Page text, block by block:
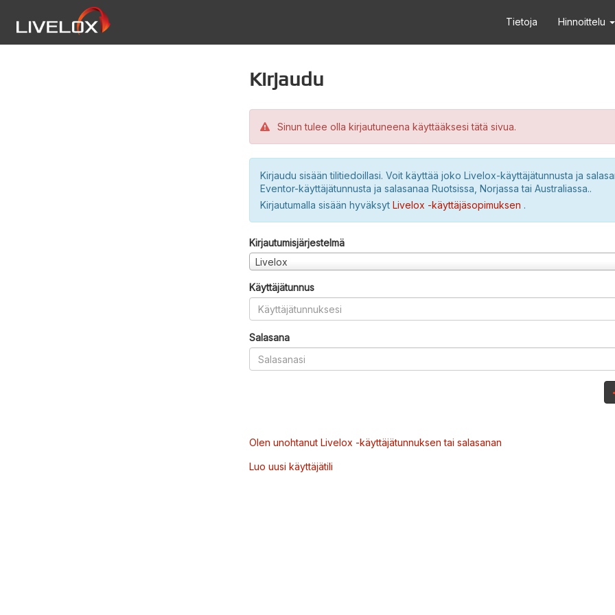
Tietoja Hinnoittelu
Kirjaudu
Sinun tulee olla kirjautuneena käyttääksesi tätä sivua.
Kirjaudu sisään tilitiedoillasi. Voit käyttää joko Livelox-käyttäjätunnusta ja
Eventor-käyttäjätunnusta ja salasanaa Ruotsissa, Norjassa tai Australiassa..
Kirjautumalla sisään hyväksyt Livelox -käyttäjäsopimuksen .
Kirjautumisjärjestelmä
Livelox
Käyttäjätunnus
Salasana
Olen unohtanut Livelox -käyttäjätunnuksen tai salasanan
Luo uusi käyttäjätili